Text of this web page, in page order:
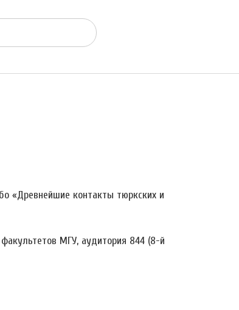
«Древнейшие контакты тюркских и
МГУ, аудитория 844 (8-й